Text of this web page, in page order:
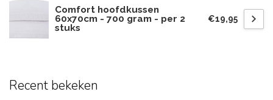
Comfort hoofdkussen
60x70cm - 700 gram - per 2
stuks
€19,95
Recent bekeken